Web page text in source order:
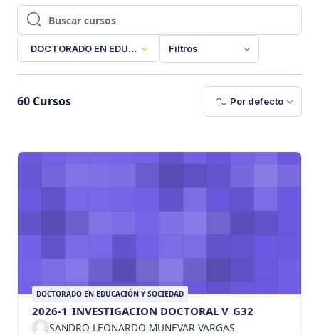
Buscar cursos
Buscar cursos
DOCTORADO EN EDUCACIÓN Y SOCIEDAD
Filtros
60 Cursos Por defecto
DOCTORADO EN EDUCACIÓN Y SOCIEDAD
2026-1_INVESTIGACION DOCTORAL V_G32
SANDRO LEONARDO MUNEVAR VARGAS